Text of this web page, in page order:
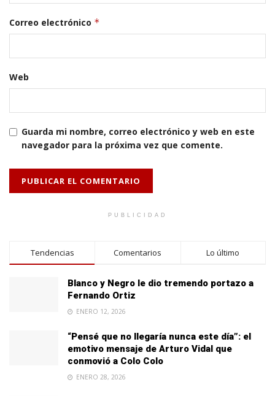
Correo electrónico *
Web
Guarda mi nombre, correo electrónico y web en este
navegador para la próxima vez que comente.
PUBLICIDAD
Tendencias Comentarios Lo último
Blanco y Negro le dio tremendo portazo a
Fernando Ortiz
ENERO 12, 2026
“Pensé que no llegaría nunca este día”: el
emotivo mensaje de Arturo Vidal que
conmovió a Colo Colo
ENERO 28, 2026